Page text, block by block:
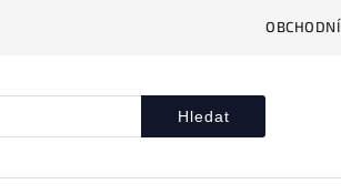
Hledat